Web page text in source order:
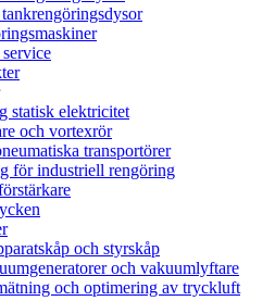
statisk elektricitet
och vortexrör
transportörer
för industriell rengöring
och styrskåp
och vakuumlyftare
och optimering av tryckluft